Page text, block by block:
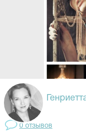
0 отзывов